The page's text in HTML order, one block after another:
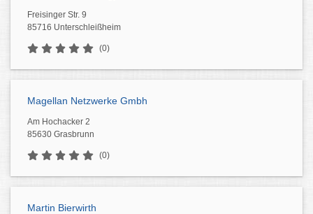
Freisinger Str. 9
85716 Unterschleißheim
(0)
Magellan Netzwerke Gmbh
Am Hochacker 2
85630 Grasbrunn
(0)
Martin Bierwirth